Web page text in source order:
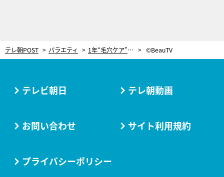
テレ朝POST バラエティ 1年“毛穴ケア”に費やして…本当に毛穴がなくなり「毛穴レス」と言われるように！ ©BeauTV
テレビ朝日 テレ朝動画
お問い合わせ サイト利用規約
プライバシーポリシー